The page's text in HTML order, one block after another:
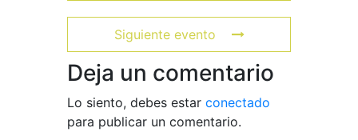
Siguiente evento
Deja un comentario
Lo siento, debes estar conectado
para publicar un comentario.